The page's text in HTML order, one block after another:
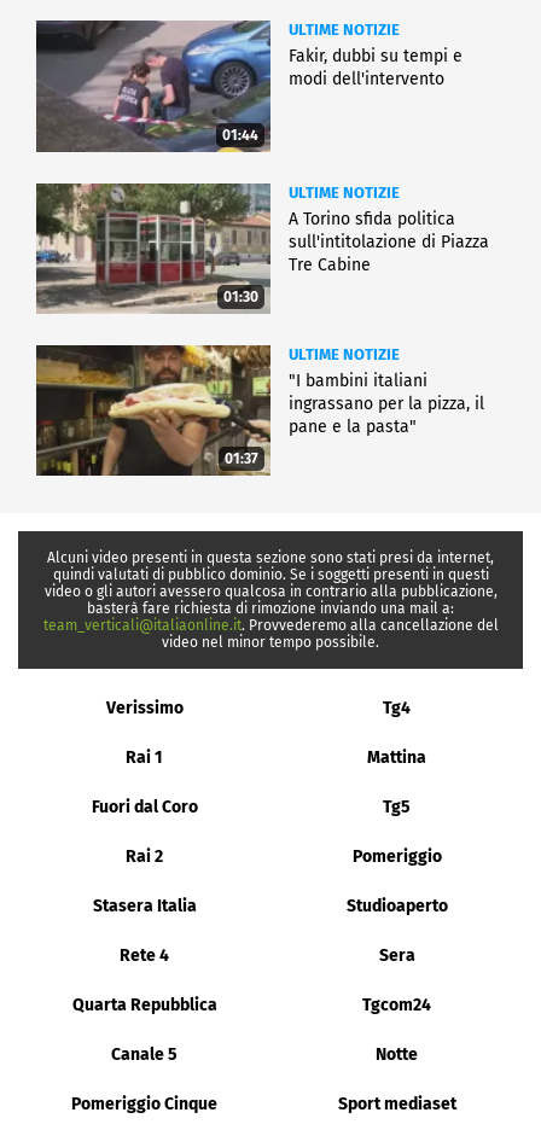
01:44
ULTIME NOTIZIE
Fakir, dubbi su tempi e
modi dell'intervento
01:30
ULTIME NOTIZIE
A Torino sfida politica
sull'intitolazione di Piazza
Tre Cabine
01:37
ULTIME NOTIZIE
"I bambini italiani
ingrassano per la pizza, il
pane e la pasta"
Alcuni video presenti in questa sezione sono stati presi da internet,
quindi valutati di pubblico dominio. Se i soggetti presenti in questi
video o gli autori avessero qualcosa in contrario alla pubblicazione,
basterà fare richiesta di rimozione inviando una mail a:
team_verticali@italiaonline.it. Provvederemo alla cancellazione del
video nel minor tempo possibile.
Verissimo Tg4
Rai 1 Mattina
Fuori dal Coro Tg5
Rai 2 Pomeriggio
Stasera Italia Studioaperto
Rete 4 Sera
Quarta Repubblica Tgcom24
Canale 5 Notte
Pomeriggio Cinque Sport mediaset